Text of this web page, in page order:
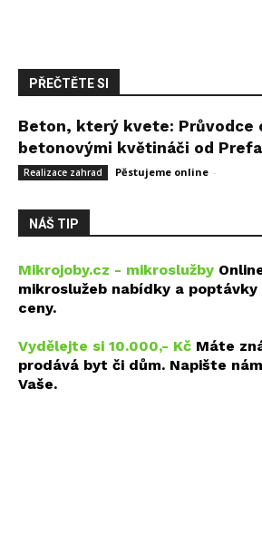
PŘEČTĚTE SI
Beton, který kvete: Průvodce
betonovými květináči od
Realizace zahrad Pěstujeme online -
NÁŠ TIP
Mikrojoby.cz - mikroslužby
mikroslužeb nabídky a
ceny.
Vydělejte si 10.000,- Kč Máte
prodává byt či dům. Napište
Vaše.